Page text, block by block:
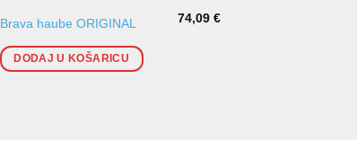
Brava haube ORIGINAL 74,09€
DODAJ U KOŠARICU